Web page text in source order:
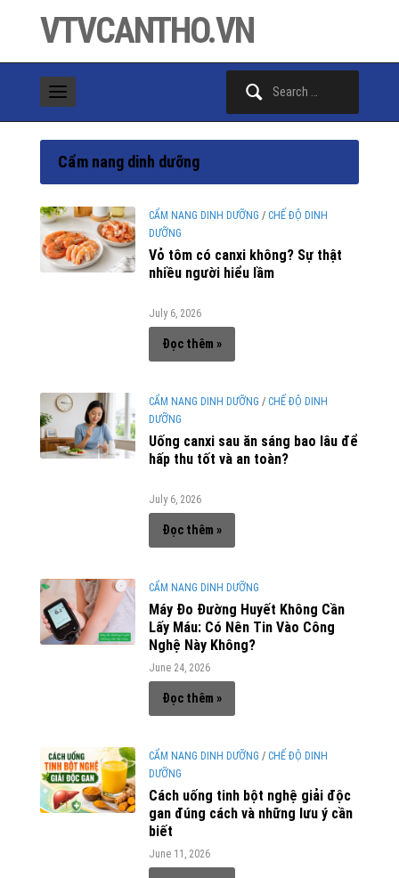
VTVCANTHO.VN
Cẩm nang dinh dưỡng
CẨM NANG DINH DƯỠNG / CHẾ ĐỘ DINH
DƯỠNG
Vỏ tôm có canxi không? Sự thật
nhiều người hiểu lầm
July 6, 2026
Đọc thêm »
CẨM NANG DINH DƯỠNG / CHẾ ĐỘ DINH
DƯỠNG
Uống canxi sau ăn sáng bao lâu để
hấp thu tốt và an toàn?
July 6, 2026
Đọc thêm »
CẨM NANG DINH DƯỠNG
Máy Đo Đường Huyết Không Cần
Lấy Máu: Có Nên Tin Vào Công
Nghệ Này Không?
June 24, 2026
Đọc thêm »
CẨM NANG DINH DƯỠNG / CHẾ ĐỘ DINH
DƯỠNG
Cách uống tinh bột nghệ giải độc
gan đúng cách và những lưu ý cần
biết
June 11, 2026